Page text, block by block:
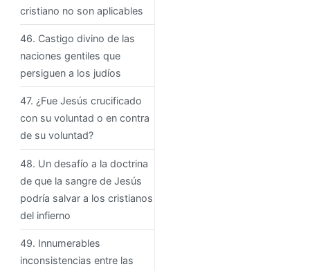
cristiano no son aplicables
46. Castigo divino de las
naciones gentiles que
persiguen a los judíos
47. ¿Fue Jesús crucificado
con su voluntad o en contra
de su voluntad?
48. Un desafío a la doctrina
de que la sangre de Jesús
podría salvar a los cristianos
del infierno
49. Innumerables
inconsistencias entre las